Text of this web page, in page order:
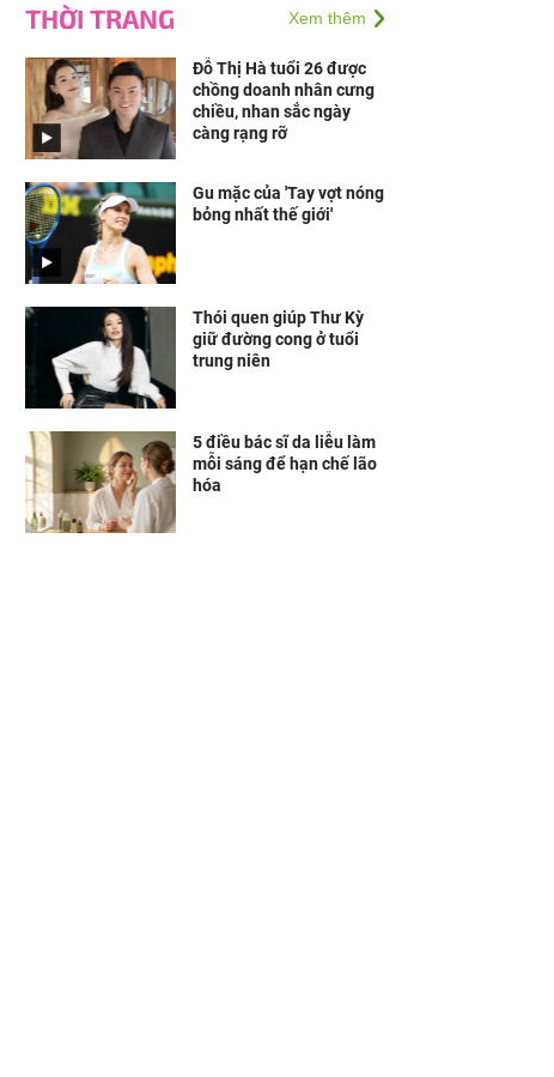
THỜI TRANG Xem thêm
Đỗ Thị Hà tuổi 26 được
chồng doanh nhân cưng
chiều, nhan sắc ngày
càng rạng rỡ
Gu mặc của 'Tay vợt nóng
bỏng nhất thế giới'
Thói quen giúp Thư Kỳ
giữ đường cong ở tuổi
trung niên
5 điều bác sĩ da liễu làm
mỗi sáng để hạn chế lão
hóa